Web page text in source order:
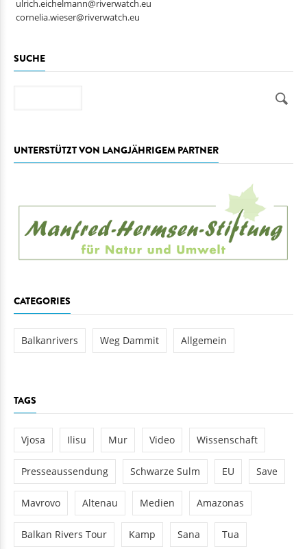
ulrich.eichelmann@riverwatch.eu
cornelia.wieser@riverwatch.eu
SUCHE
UNTERSTÜTZT VON LANGJÄHRIGEM PARTNER
CATEGORIES
Balkanrivers Weg Dammit Allgemein
TAGS
Vjosa Ilisu Mur Video Wissenschaft
Presseaussendung Schwarze Sulm EU Save
Mavrovo Altenau Medien Amazonas
Balkan Rivers Tour Kamp Sana Tua